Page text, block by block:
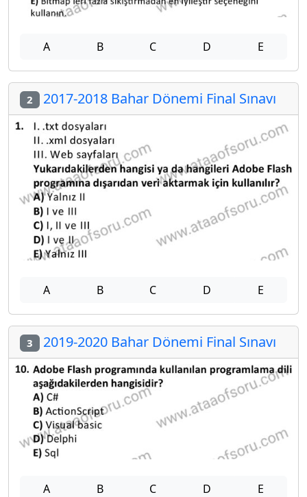
A B C D E
2 2017-2018 Bahar Dönemi Final Sınavı
A B C D E
3 2019-2020 Bahar Dönemi Final Sınavı
A B C D E